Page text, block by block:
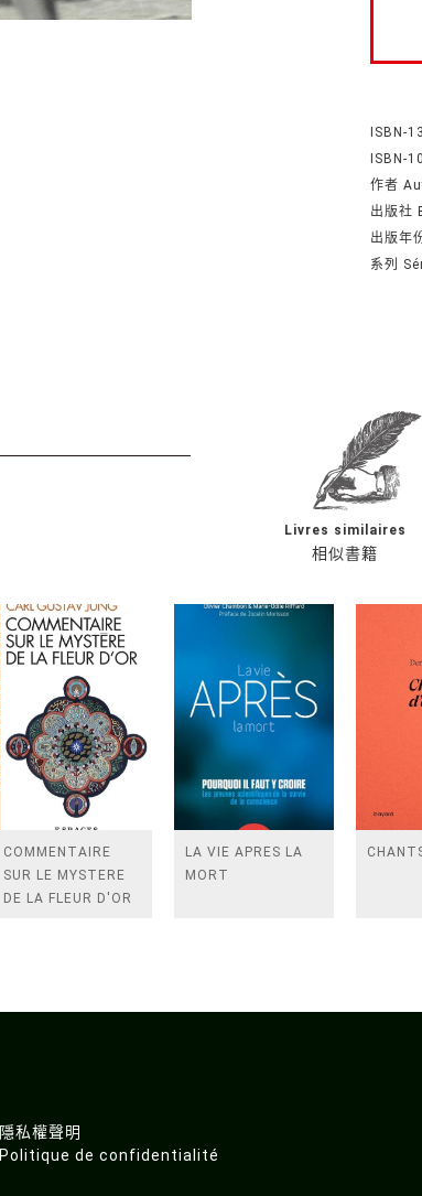
ISBN-
ISBN-10
作者
出版社
出版年
系列
相似書籍
Livres similaires
COMMENTAIRE
SUR LE MYSTERE
DE LA FLEUR D'OR
LA VIE APRES LA
MORT
隱私權聲明
Politique de confidentialité